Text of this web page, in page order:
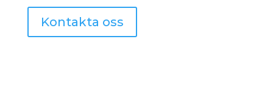
Kontakta oss